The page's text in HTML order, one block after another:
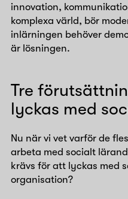
innovation,
komplexa värld, bör
inlärningen behöver
är lösningen.
Tre
lyckas med
Nu när vi vet varför de
arbeta med socialt
krävs för att lyckas med
organisation?